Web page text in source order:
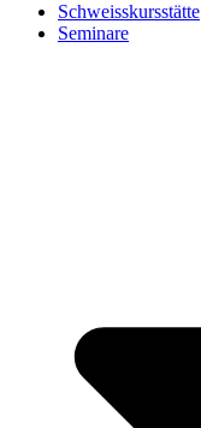
Schweisskursstätte
Seminare